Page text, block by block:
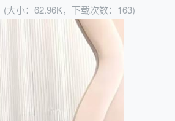
(大小：62.96K，下载次数：163)